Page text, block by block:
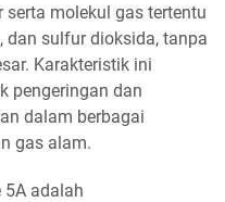
molekul gas tertentu
dan sulfur dioksida, tanpa
Karakteristik ini
pengeringan dan
dalam berbagai
gas alam.
adalah